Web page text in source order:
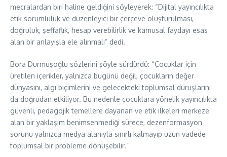
mecralardan biri haline geldiğini söyleyerek: “Dijital yayıncılıkta
etik sorumluluk ve düzenleyici bir çerçeve oluşturulması,
doğruluk, şeffaflık, hesap verebilirlik ve kamusal faydayı esas
alan bir anlayışla ele alınmalı” dedi.
Bora Durmuşoğlu sözlerini şöyle sürdürdü: “Çocuklar için
üretilen içerikler, yalnızca bugünü değil, çocukların değer
dünyasını, algı biçimlerini ve gelecekteki toplumsal duruşlarını
da doğrudan etkiliyor. Bu nedenle çocuklara yönelik yayıncılıkta
güvenli, pedagojik temellere dayanan ve etik ilkeleri merkeze
alan bir yaklaşım benimsenmediği sürece, dezenformasyon
sorunu yalnızca medya alanıyla sınırlı kalmayıp uzun vadede
toplumsal bir probleme dönüşebilir.”